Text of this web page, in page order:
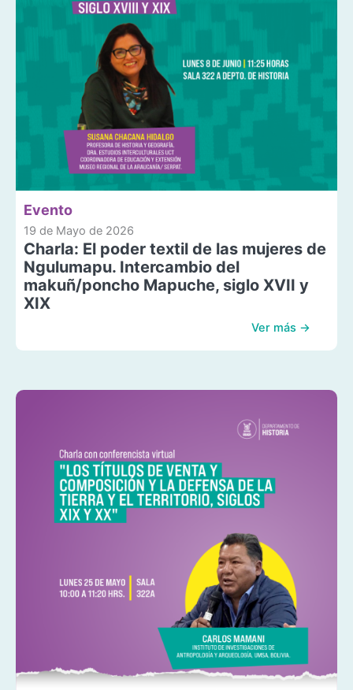
Evento
19 de Mayo de 2026
Charla: El poder textil de las mujeres de
Ngulumapu. Intercambio del
makuñ/poncho Mapuche, siglo XVII y
XIX
Ver más →